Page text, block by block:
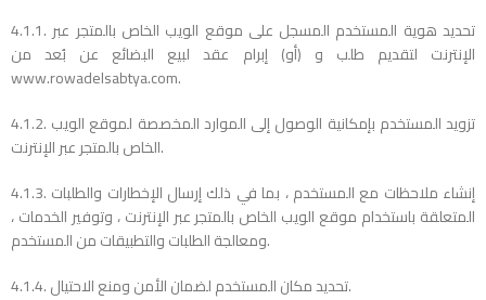
4.1.1. تحديد هوية المستخدم المسجل على موقع الويب الخاص بالمتجر عبر
الإنترنت لتقديم طلب و (أو) إبرام عقد لبيع البضائع عن بُعد من
www.rowadelsabtya.com.
4.1.2. تزويد المستخدم بإمكانية الوصول إلى الموارد المخصصة لموقع الويب
الخاص بالمتجر عبر الإنترنت.
4.1.3. إنشاء ملاحظات مع المستخدم ، بما في ذلك إرسال الإخطارات والطلبات
المتعلقة باستخدام موقع الويب الخاص بالمتجر عبر الإنترنت ، وتوفير الخدمات ،
ومعالجة الطلبات والتطبيقات من المستخدم.
4.1.4. تحديد مكان المستخدم لضمان الأمن ومنع الاحتيال.